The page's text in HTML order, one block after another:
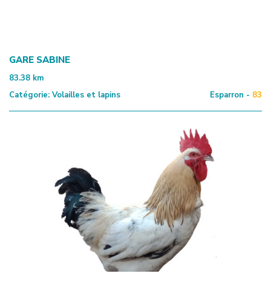
GARE SABINE
83.38 km
Catégorie: Volailles et lapins Esparron - 83